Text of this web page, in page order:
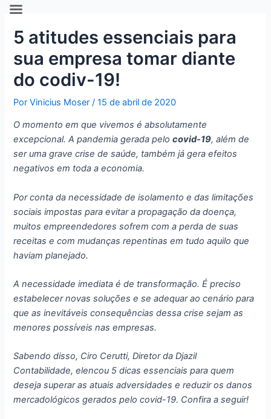
5 atitudes essenciais para
sua empresa tomar diante
do codiv-19!
PorVinicius Moser/15 de abril de 2020
O momento em que vivemos é absolutamente
excepcional. A pandemia gerada pelocovid-19, além de
ser uma grave crise de saúde, também já gera efeitos
negativos em toda a economia.
Por conta da necessidade de isolamento e das limitações
sociais impostas para evitar a propagação da doença,
muitos empreendedores sofrem com a perda de suas
receitas e com mudanças repentinas em tudo aquilo que
haviam planejado.
A necessidade imediata é de transformação. É preciso
estabelecer novas soluções e se adequar ao cenário para
que as inevitáveis consequências dessa crise sejam as
menores possíveis nas empresas.
Sabendo disso, Ciro Cerutti, Diretor da Djazil
Contabilidade, elencou 5 dicas essenciais para quem
deseja superar as atuais adversidades e reduzir os danos
mercadológicos gerados pelo covid-19. Confira a seguir!
Post